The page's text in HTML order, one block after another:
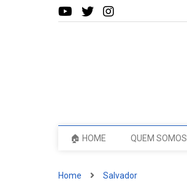
🏠 HOME QUEM SOMOS
Home Salvador